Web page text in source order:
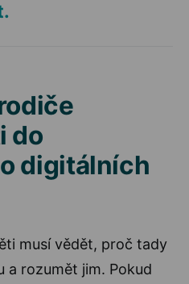
do
digitálních
musí vědět, proč tady
a rozumět jim. Pokud